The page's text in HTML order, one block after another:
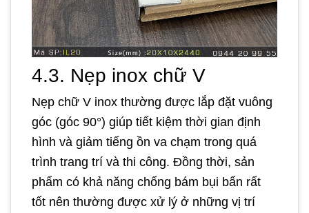
4.3. Nẹp inox chữ V
Nẹp chữ V inox thường được lắp đặt vuông
góc (góc 90°) giúp tiết kiệm thời gian định
hình và giảm tiếng ồn va chạm trong quá
trình trang trí và thi công. Đồng thời, sản
phẩm có khả năng chống bám bụi bẩn rất
tốt nên thường được xử lý ở những vị trí